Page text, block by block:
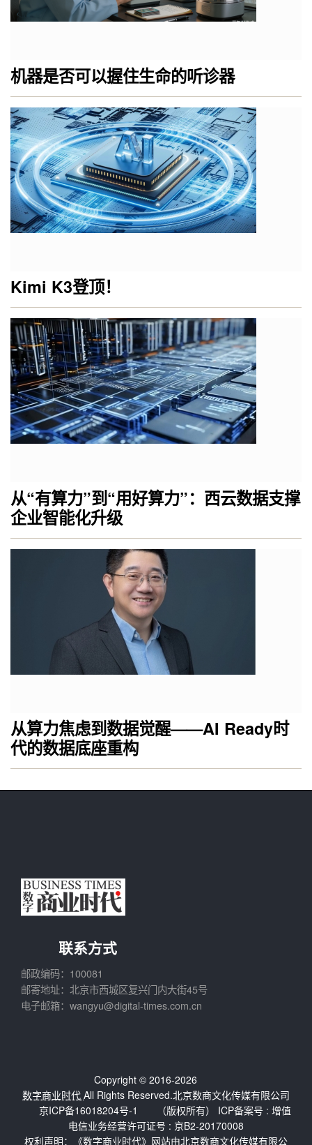
机器是否可以握住生命的听诊器
Kimi K3登顶！
从“有算力”到“用好算力”：西云数据支撑
企业智能化升级
从算力焦虑到数据觉醒——AI Ready时
代的数据底座重构
联系方式
邮政编码：100081
邮寄地址：北京市西城区复兴门内大街45号
电子邮箱：wangyu@digital-times.com.cn
Copyright © 2016-2026
数字商业时代 All Rights Reserved.北京数商文化传媒有限公司
（版权所有） ICP备案号 :
京ICP备16018204号-1
增值
电信业务经营许可证号 : 京B2-20170008
权利声明：《数字商业时代》网站由北京数商文化传媒有限公